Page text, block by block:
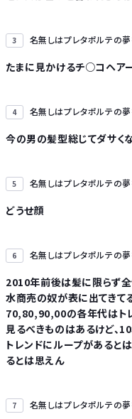
3 名無しはプレタポルテの
たまに見かけるチ○コヘア
4 名無しはプレタポルテの
今の男の髪型総じてダサく
5 名無しはプレタポルテの
どうせ顔
6 名無しはプレタポルテの
2010年前後は髪に限らず
水商売の奴が表に出てきて
70,80,90,00の各年代はト
見るべきものはあるけど、
トレンドにループがあると
るとは思えん
7 名無しはプレタポルテの